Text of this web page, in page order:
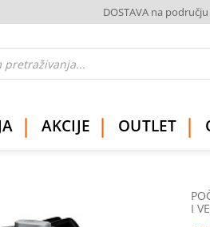
DOSTAVA na
AKCIJE OUTLET
I